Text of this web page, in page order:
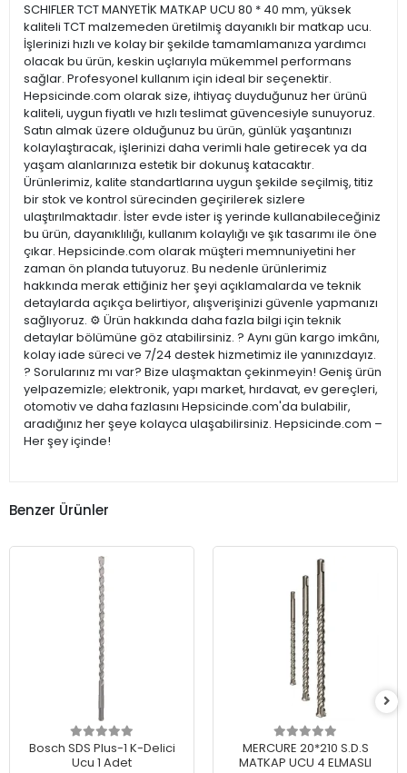
SCHIFLER TCT MANYETİK MATKAP UCU 80 * 40 mm, yüksek
kaliteli TCT malzemeden üretilmiş dayanıklı bir matkap ucu.
İşlerinizi hızlı ve kolay bir şekilde tamamlamanıza yardımcı
olacak bu ürün, keskin uçlarıyla mükemmel performans
sağlar. Profesyonel kullanım için ideal bir seçenektir.
Hepsicinde.com olarak size, ihtiyaç duyduğunuz her ürünü
kaliteli, uygun fiyatlı ve hızlı teslimat güvencesiyle sunuyoruz.
Satın almak üzere olduğunuz bu ürün, günlük yaşantınızı
kolaylaştıracak, işlerinizi daha verimli hale getirecek ya da
yaşam alanlarınıza estetik bir dokunuş katacaktır.
Ürünlerimiz, kalite standartlarına uygun şekilde seçilmiş, titiz
bir stok ve kontrol sürecinden geçirilerek sizlere
ulaştırılmaktadır. İster evde ister iş yerinde kullanabileceğiniz
bu ürün, dayanıklılığı, kullanım kolaylığı ve şık tasarımı ile öne
çıkar. Hepsicinde.com olarak müşteri memnuniyetini her
zaman ön planda tutuyoruz. Bu nedenle ürünlerimiz
hakkında merak ettiğiniz her şeyi açıklamalarda ve teknik
detaylarda açıkça belirtiyor, alışverişinizi güvenle yapmanızı
sağlıyoruz. ⚙️ Ürün hakkında daha fazla bilgi için teknik
detaylar bölümüne göz atabilirsiniz. ? Aynı gün kargo imkânı,
kolay iade süreci ve 7/24 destek hizmetimiz ile yanınızdayız.
? Sorularınız mı var? Bize ulaşmaktan çekinmeyin! Geniş ürün
yelpazemizle; elektronik, yapı market, hırdavat, ev gereçleri,
otomotiv ve daha fazlasını Hepsicinde.com'da bulabilir,
aradığınız her şeye kolayca ulaşabilirsiniz. Hepsicinde.com –
Her şey içinde!
Benzer Ürünler
Bosch SDS Plus-1 K-Delici
Ucu 1 Adet
MERCURE 20*210 S.D.S
MATKAP UCU 4 ELMASLI